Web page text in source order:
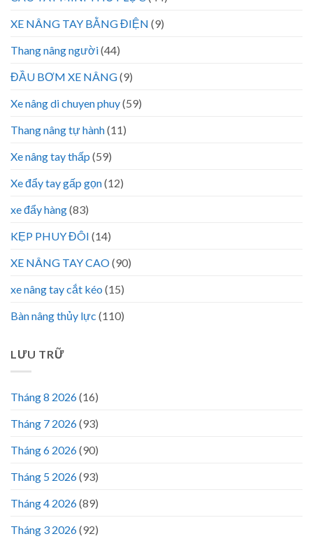
XE NÂNG TAY BẰNG ĐIỆN (9)
Thang nâng người(44)
ĐẦU BƠM XE NÂNG(9)
Xe nâng di chuyen phuy(59)
Thang nâng tự hành(11)
Xe nâng tay thấp (59)
Xe đẩy tay gấp gọn(12)
xe đẩy hàng(83)
KẸP PHUY ĐÔI (14)
XE NÂNG TAY CAO(90)
xe nâng tay cắt kéo (15)
Bàn nâng thủy lực (110)
LƯU TRỮ
Tháng 8 2026(16)
Tháng 7 2026(93)
Tháng 6 2026(90)
Tháng 5 2026(93)
Tháng 4 2026(89)
Tháng 3 2026(92)